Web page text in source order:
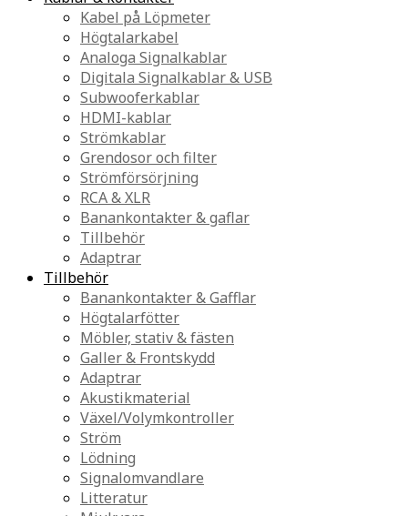
Kabel på Löpmeter
Högtalarkabel
Analoga Signalkablar
Digitala Signalkablar & USB
Subwooferkablar
HDMI-kablar
Strömkablar
Grendosor och filter
Strömförsörjning
RCA & XLR
Banankontakter & gaflar
Tillbehör
Adaptrar
Tillbehör
Banankontakter & Gafflar
Högtalarfötter
Möbler, stativ & fästen
Galler & Frontskydd
Adaptrar
Akustikmaterial
Växel/Volymkontroller
Ström
Lödning
Signalomvandlare
Litteratur